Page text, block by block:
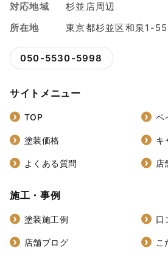
対応地域
杉並店周辺
所在地
東京都杉並区和泉1-
050-5530-5998
サイトメニュー
TOP ペ
塗装価格 キ
よくある質問 店
施工・事例
塗装施工例 口
店舗ブログ こ